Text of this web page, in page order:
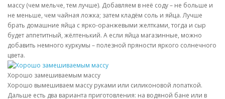
массу (чем мельче, тем лучше). Добавляем в неё соду – не больше и
не меньше, чем чайная ложка; затем кладём соль и яйца. Лучше
брать домашние яйца с ярко-оранжевыми желтками, тогда и сыр
будет аппетитный, жёлтенький. А если яйца магазинные, можно
добавить немного куркумы – полезной пряности яркого солнечного
цвета.
Хорошо замешиваемым массу
Хорошо вымешиваем массу руками или силиконовой лопаткой.
Дальше есть два варианта приготовления: на водяной бане или в